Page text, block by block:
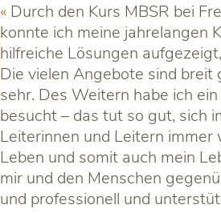
Durch den Kurs MBSR bei
konnte ich meine jahrelangen
hilfreiche Lösungen
Die vielen Angebote sind
sehr. Des Weitern habe ich
besucht – das tut so gut, sich
Leiterinnen und Leitern
Leben und somit auch mein
mir und den Menschen
und professionell und